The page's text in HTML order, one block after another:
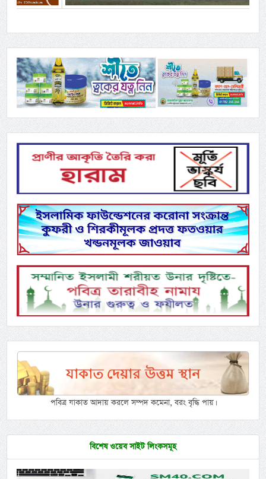
পবিত্র যাকাত আদায় করলে সম্পদ কমেনা, বরং বৃদ্ধি পায়।
বিশেষ ওয়েব সাইট লিংকসমূহ